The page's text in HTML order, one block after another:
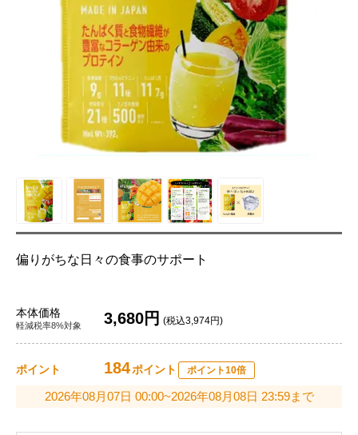
偏りがちな日々の食事のサポート
本体価格
軽減税率8%対象 3,680円 (税込3,974円)
ポイント 184ポイント ポイント10倍
2026年08月07日 00:00~2026年08月08日 23:59まで